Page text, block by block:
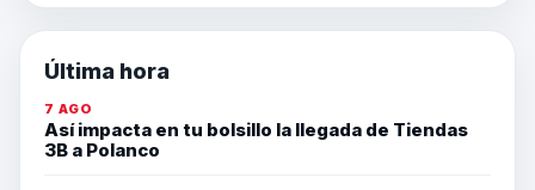
Última hora
7 AGO
Así impacta en tu bolsillo la llegada de Tiendas
3B a Polanco